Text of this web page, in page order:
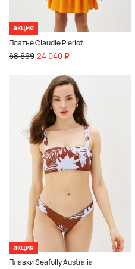
акция
Платье Claudie Pierlot
68 699 24 040 ₽
акция
Плавки Seafolly Australia